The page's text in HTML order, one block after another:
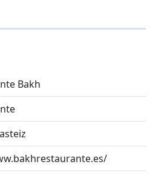
Bakh